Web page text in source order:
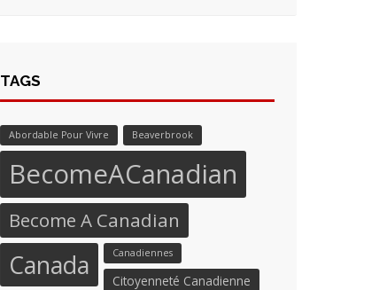
TAGS
Abordable Pour Vivre Beaverbrook
BecomeACanadian
Become A Canadian
Canada Canadiennes
Citoyenneté Canadienne